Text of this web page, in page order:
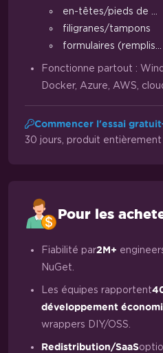
en-têtes/pieds de
filigranes/tampons
formulaires
Fonctionne partout :
Docker, Azure, AWS,
Commencer l'essai gratuit
30 jours, produit
Pour les
Fiabilité par2M+
NuGet.
Les équipes rapportent
développement
wrappers DIY/OSS.
Redistribution/SaaS